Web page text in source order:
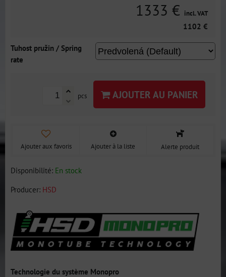
1333 € incl. VAT
1102 €
Tuhost pružin / Spring
rate
pcs AJOUTER AU PANIER
Ajouter aux favoris Ajouter à la liste Alerte produit
Disponibilité: En stock
Producer: HSD
Technologie du système Monopro